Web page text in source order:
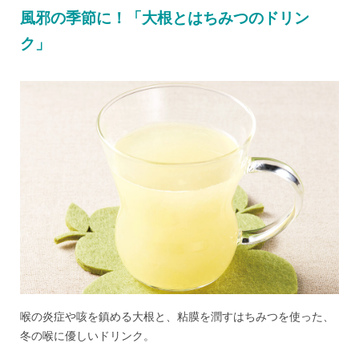
風邪の季節に！「大根とはちみつのドリン
ク」
喉の炎症や咳を鎮める大根と、粘膜を潤すはちみつを使った、
冬の喉に優しいドリンク。